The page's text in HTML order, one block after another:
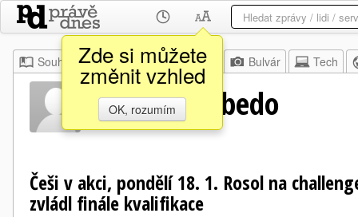
Zde si můžete
změnit vzhled
OK, rozumím
Souhrn Moje Z domova Bulvár Tech
Ernest Escobedo
Češi v akci, pondělí 18. 1. Rosol na
zvládl finále kvalifikace